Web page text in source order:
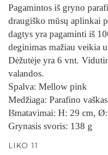
Pagamintos iš gryno
draugiško mūsų aplinkai
dagtys yra pagaminti iš
deginimas mažiau veikia
Dėžutėje yra 6 vnt.
valandos.
Spalva: Mellow pink
Medžiaga: Parafino vaškas
Išmatavimai: H: 29 cm,
Grynasis svoris: 138 g
LIKO 11